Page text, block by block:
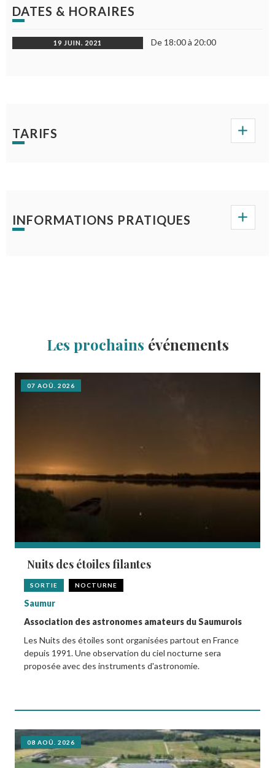
DATES & HORAIRES
19 JUIN. 2021 De 18:00 à 20:00
TARIFS
INFORMATIONS PRATIQUES
Les prochains événements
07 AOÛ. 2026
Nuits des étoiles filantes
SORTIE NOCTURNE
Saumur
Association des astronomes amateurs du Saumurois
Les Nuits des étoiles sont organisées partout en France
depuis 1991. Une observation du ciel nocturne sera
proposée avec des instruments d'astronomie.
08 AOÛ. 2026